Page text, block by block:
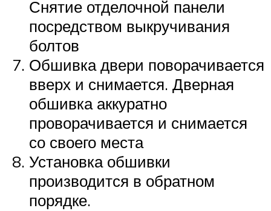
Снятие отделочной панели
посредством выкручивания
болтов
Обшивка двери поворачивается
вверх и снимается. Дверная
обшивка аккуратно
проворачивается и снимается
со своего места
Установка обшивки
производится в обратном
порядке.